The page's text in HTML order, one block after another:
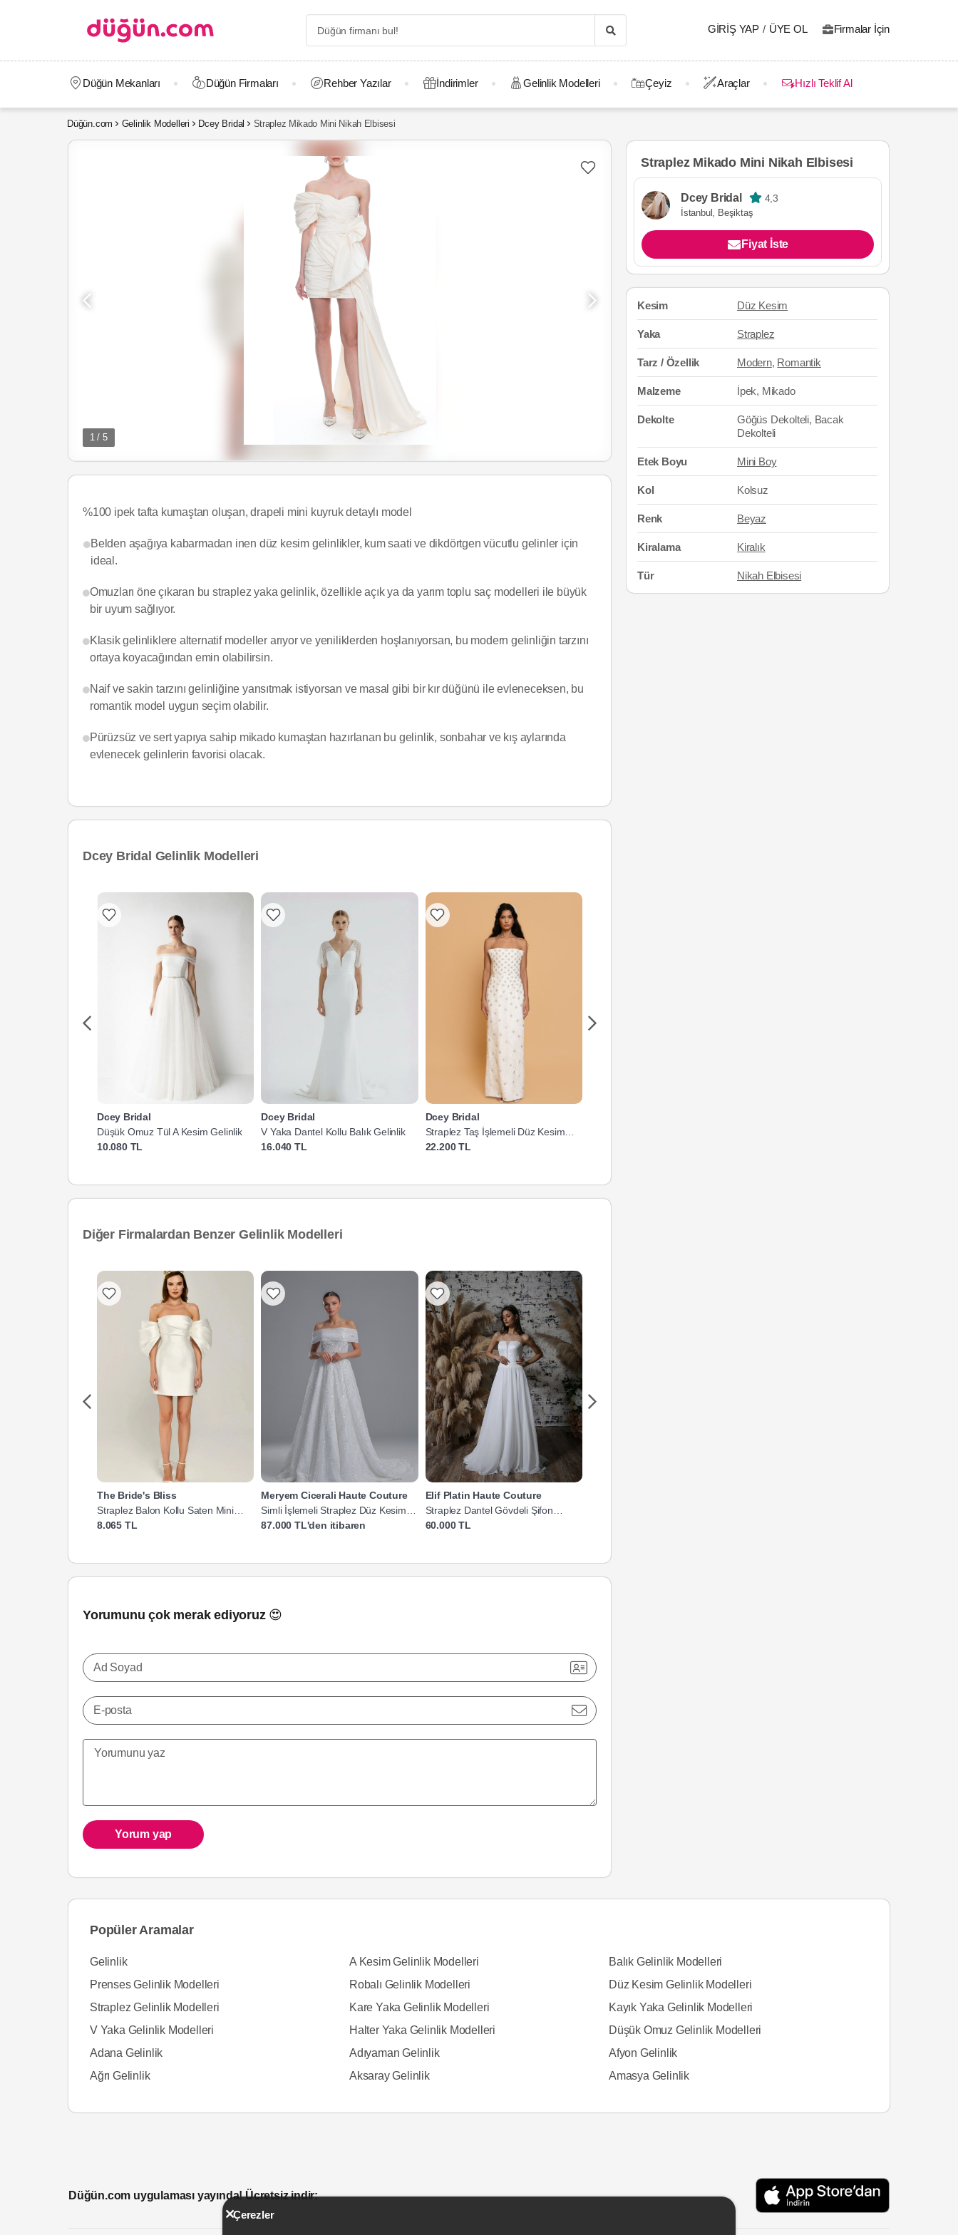
GIRIŞ YAP / ÜYE OL Firmalar İçin
Düğün Mekanları Düğün Firmaları Rehber Yazılar İndirimler Gelinlik Modelleri Çeyiz Araçlar Hızlı Teklif Al
Düğün.com Gelinlik Modelleri Dcey Bridal Straplez Mikado Mini Nikah Elbisesi
1 / 5
%100 ipek tafta kumaştan oluşan, drapeli mini kuyruk detaylı model
Belden aşağıya kabarmadan inen düz kesim gelinlikler, kum saati ve dikdörtgen vücutlu gelinler için
ideal.
Omuzları öne çıkaran bu straplez yaka gelinlik, özellikle açık ya da yarım toplu saç modelleri ile büyük
bir uyum sağlıyor.
Klasik gelinliklere alternatif modeller arıyor ve yeniliklerden hoşlanıyorsan, bu modern gelinliğin tarzını
ortaya koyacağından emin olabilirsin.
Naif ve sakin tarzını gelinliğine yansıtmak istiyorsan ve masal gibi bir kır düğünü ile evleneceksen, bu
romantik model uygun seçim olabilir.
Pürüzsüz ve sert yapıya sahip mikado kumaştan hazırlanan bu gelinlik, sonbahar ve kış aylarında
evlenecek gelinlerin favorisi olacak.
Dcey Bridal Gelinlik Modelleri
Dcey Bridal
Düşük Omuz Tül A Kesim Gelinlik
10.080 TL
Dcey Bridal
V Yaka Dantel Kollu Balık Gelinlik
16.040 TL
Dcey Bridal
Straplez Taş İşlemeli Düz Kesim
Gelinlik
22.200 TL
Diğer Firmalardan Benzer Gelinlik Modelleri
The Bride's Bliss
Straplez Balon Kollu Saten Mini
Gelinlik
8.065 TL
Meryem Cicerali Haute Couture
Simli İşlemeli Straplez Düz Kesim
Gelinlik
87.000 TL'den itibaren
Elif Platin Haute Couture
Straplez Dantel Gövdeli Şifon
Gelinlik
60.000 TL
Yorumunu çok merak ediyoruz 😍
Ad Soyad
E-posta
Yorum yap
Straplez Mikado Mini Nikah Elbisesi
Dcey Bridal 4,3
İstanbul, Beşiktaş
Fiyat İste
Kesim Düz Kesim
Yaka Straplez
Tarz / Özellik Modern, Romantik
Malzeme İpek, Mikado
Dekolte
Göğüs Dekolteli, Bacak
Dekolteli
Etek Boyu Mini Boy
Kol Kolsuz
Renk Beyaz
Kiralama Kiralık
Tür Nikah Elbisesi
Popüler Aramalar
Gelinlik A Kesim Gelinlik Modelleri
Balık Gelinlik Modelleri
Prenses Gelinlik Modelleri
Robalı Gelinlik Modelleri
Düz Kesim Gelinlik Modelleri
Straplez Gelinlik Modelleri
Kare Yaka Gelinlik Modelleri
Kayık Yaka Gelinlik Modelleri
V Yaka Gelinlik Modelleri
Halter Yaka Gelinlik Modelleri
Düşük Omuz Gelinlik Modelleri
Adana Gelinlik
Adıyaman Gelinlik
Afyon Gelinlik
Ağrı Gelinlik
Aksaray Gelinlik Amasya Gelinlik
Düğün.com uygulaması yayında! Ücretsiz indir:
Çerezler